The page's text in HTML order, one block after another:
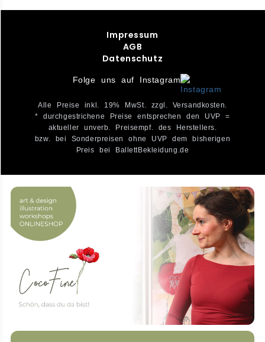
Impressum
AGB
Datenschutz
Folge uns auf Instagram
Alle Preise inkl. 19% MwSt. zzgl. Versandkosten.
* durchgestrichene Preise entsprechen den UVP =
aktueller unverb. Preisempf. des Herstellers.
bzw. bei Sonderpreisen ohne UVP dem bisherigen
Preis bei BallettBekleidung.de